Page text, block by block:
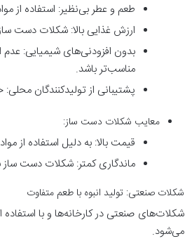
طعم و عطر بی‌نظیر: استفاده از
ارزش غذایی بالا: شکلات دست‌
بدون افزودنی‌های شیمیایی:
مناسب‌تر باشد.
پشتیبانی از تولیدکنندگان
معایب شکلات دست‌ ساز:
قیمت بالا: به دلیل استفاده از
ماندگاری کمتر: شکلات دست‌ ساز
شکلات صنعتی: تولید انبوه با طعم متفاوت
شکلات‌های صنعتی در کارخانه‌ها و با استفاده
می‌شود.